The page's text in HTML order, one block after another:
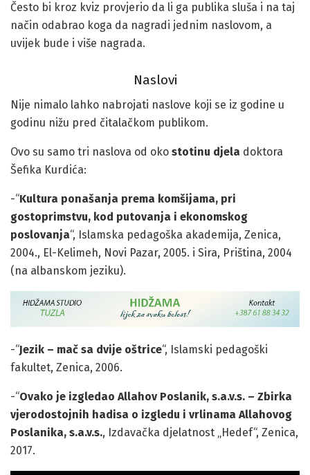
Često bi kroz kviz provjerio da li ga publika sluša i na taj
način odabrao koga da nagradi jednim naslovom, a
uvijek bude i više nagrada.
Naslovi
Nije nimalo lahko nabrojati naslove koji se iz godine u
godinu nižu pred čitalačkom publikom.
Ovo su samo tri naslova od oko stotinu djela doktora
Šefika Kurdića:
-“Kultura ponašanja prema komšijama, pri
gostoprimstvu, kod putovanja i ekonomskog
poslovanja“, Islamska pedagoška akademija, Zenica,
2004., El-Kelimeh, Novi Pazar, 2005. i Sira, Priština, 2004
(na albanskom jeziku).
-“Jezik – mač sa dvije oštrice“, Islamski pedagoški
fakultet, Zenica, 2006.
-“Ovako je izgledao Allahov Poslanik, s.a.v.s. – Zbirka
vjerodostojnih hadisa o izgledu i vrlinama Allahovog
Poslanika, s.a.v.s., Izdavačka djelatnost „Hedef“, Zenica,
2017.